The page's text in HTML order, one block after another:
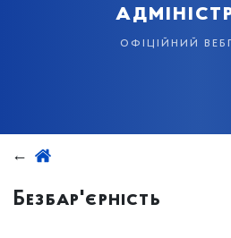
офіційний
Безбар'єрність